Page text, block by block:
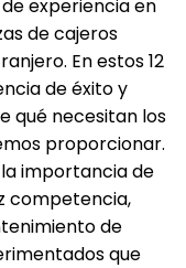
de experiencia en
de cajeros
En estos 12
de éxito y
qué necesitan los
proporcionar.
importancia de
competencia,
de
que